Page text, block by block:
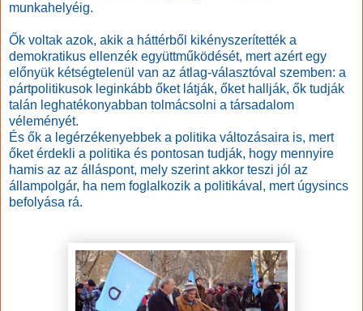
munkahelyéig.
Ők voltak azok, akik a háttérből kikényszerítették a
demokratikus ellenzék együttműködését, mert azért egy
előnyük kétségtelenül van az átlag-választóval szemben: a
pártpolitikusok leginkább őket látják, őket hallják, ők tudják
talán leghatékonyabban tolmácsolni a társadalom
véleményét.
És ők a legérzékenyebbek a politika változásaira is, mert
őket érdekli a politika és pontosan tudják, hogy mennyire
hamis az az álláspont, mely szerint akkor teszi jól az
állampolgár, ha nem foglalkozik a politikával, mert úgysincs
befolyása rá.